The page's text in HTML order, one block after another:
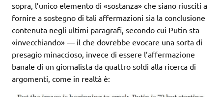
sopra, l’unico elemento di «sostanza» che siano riusciti a
fornire a sostegno di tali affermazioni sia la conclusione
contenuta negli ultimi paragrafi, secondo cui Putin sta
«invecchiando» — il che dovrebbe evocare una sorta di
presagio minaccioso, invece di essere l’affermazione
banale di un giornalista da quattro soldi alla ricerca di
argomenti, come in realtà è: